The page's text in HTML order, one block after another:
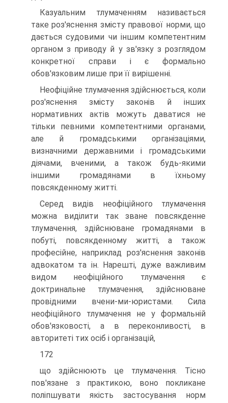
Казуальним тлумаченням називається
таке роз'яснення змісту правової норми, що
дається судовими чи іншим компетентним
органом з приводу й у зв'язку з розглядом
конкретної справи і є формально
обов'язковим лише при її вирішенні.
Неофіційне тлумачення здійснюється, коли
роз'яснення змісту законів й інших
нормативних актів можуть даватися не
тільки певними компетентними органами,
але й громадськими організаціями,
визначними державними і громадськими
діячами, вченими, а також будь-якими
іншими громадянами в їхньому
повсякденному житті.
Серед видів неофіційного тлумачення
можна виділити так зване повсякденне
тлумачення, здійснюване громадянами в
побуті, повсякденному житті, а також
професійне, наприклад роз'яснення законів
адвокатом та ін. Нарешті, дуже важливим
видом неофіційного тлумачення є
доктринальне тлумачення, здійснюване
провідними вчени-ми-юристами. Сила
неофіційного тлумачення не у формальній
обов'язковості, а в переконливості, в
авторитеті тих осіб і організацій,
172
що здійснюють це тлумачення. Тісно
пов'язане з практикою, воно покликане
поліпшувати якість застосування норм